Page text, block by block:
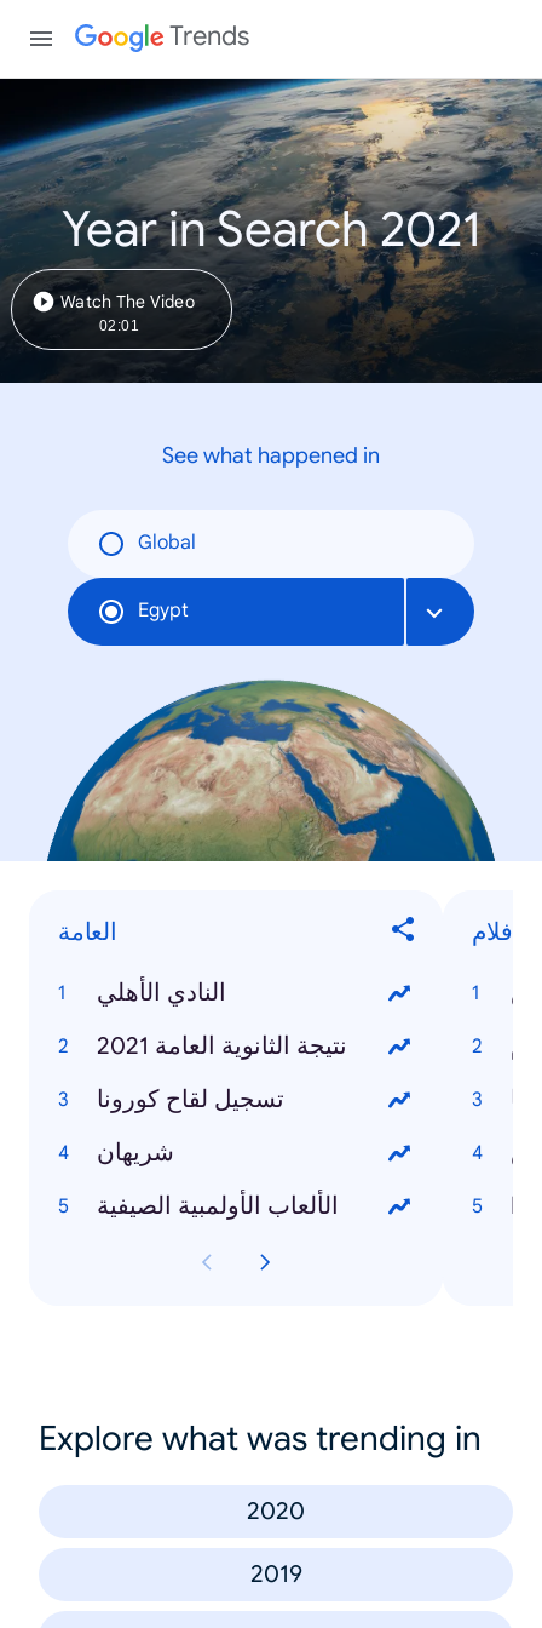
Trends
Year in Search 2021
Watch The Video
02:01
See what happened in
Global
Egypt
العامة
النادي الأهلي
نتيجة الثانوية العامة 2021
تسجيل لقاح كورونا
شريهان
الألعاب الأولمبية الصيفية
أفلام
Explore what was trending in
2020
2019